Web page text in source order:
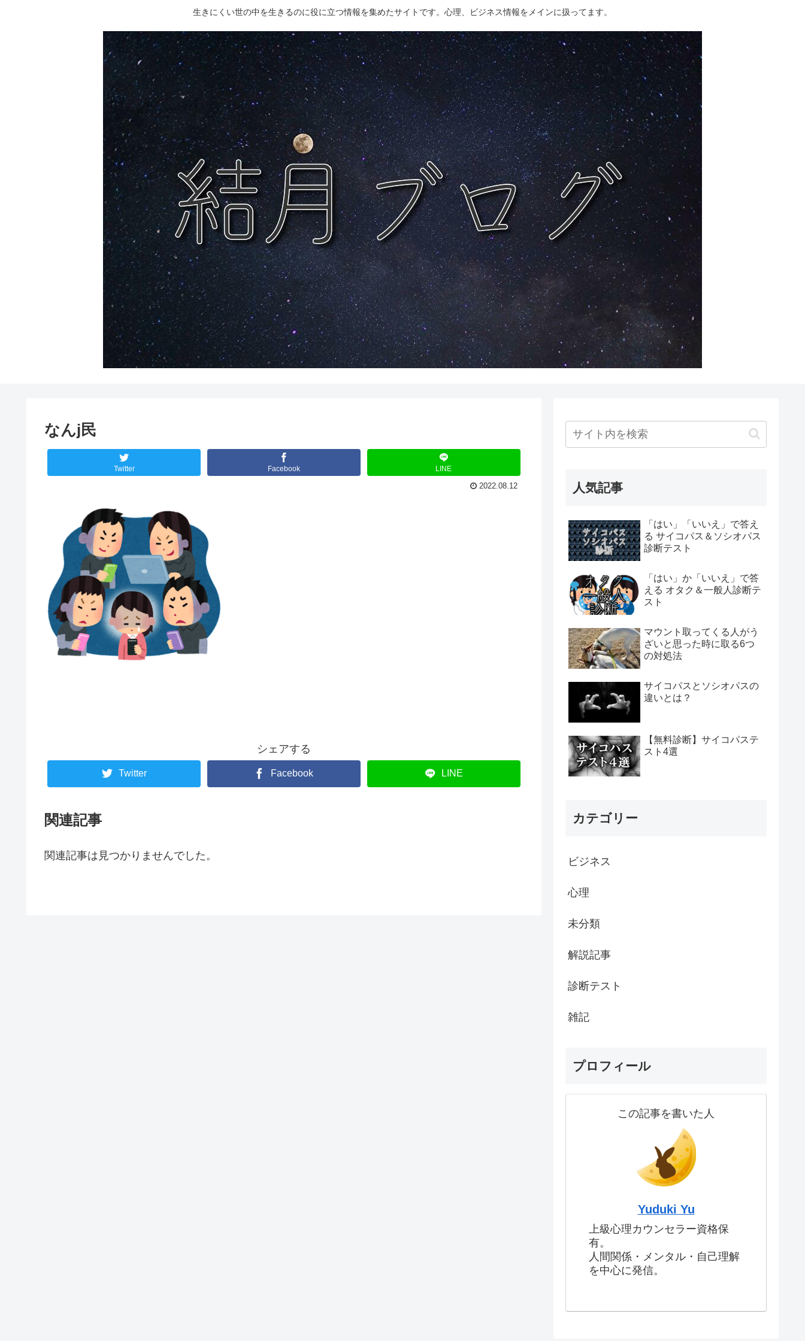
生きにくい世の中を生きるのに役に立つ情報を集めたサイトです。心理、ビジネス情報をメインに扱ってます。
なんj民
Twitter Facebook LINE
2022.08.12
シェアする
Twitter Facebook LINE
関連記事
関連記事は見つかりませんでした。
人気記事
「はい」「いいえ」で答え
る サイコパス＆ソシオパス
診断テスト
「はい」か「いいえ」で答
える オタク＆一般人診断テ
スト
マウント取ってくる人がう
ざいと思った時に取る6つ
の対処法
サイコパスとソシオパスの
違いとは？
【無料診断】サイコパステ
スト4選
カテゴリー
ビジネス
心理
未分類
解説記事
診断テスト
雑記
プロフィール
この記事を書いた人
Yuduki Yu
上級心理カウンセラー資格保
有。
人間関係・メンタル・自己理解
を中心に発信。